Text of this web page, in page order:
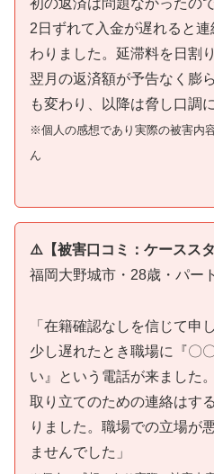
2日ずれて入金が遅れると
わりました。延滞料を日割
翌月の返済額が予告なく膨
も変わり、以降は脅し口調
※個人の感想であり実際の被害内
ん
⚠️【被害口コミ：ケーススタ
福岡大野城市・28歳・パー
「在籍確認なしを信じて申
少し遅れたとき職場に『〇
い』という電話が来ました
取り立てのための連絡はす
りました。職場での立場が
ませんでした」